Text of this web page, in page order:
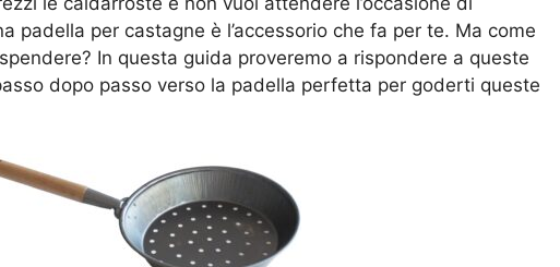
padella per castagne è l’accessorio che fa per te. Ma come
In questa guida proveremo a rispondere a queste
dopo passo verso la padella perfetta per goderti queste